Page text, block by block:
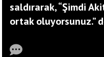
saldırarak, “Şimdi
ortak oluyorsunuz.”